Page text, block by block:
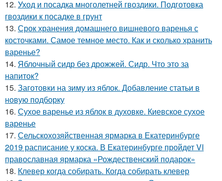
12. Уход и посадка многолетней гвоздики. Подготовка
гвоздики к посадке в грунт
13. Срок хранения домашнего вишневого варенья с
косточками. Самое темное место. Как и сколько хранить
варенье?
14. Яблочный сидр без дрожжей. Сидр. Что это за
напиток?
15. Заготовки на зиму из яблок. Добавление статьи в
новую подборку
16. Сухое варенье из яблок в духовке. Киевское сухое
варенье
17. Сельскохозяйственная ярмарка в Екатеринбурге
2019 расписание у коска. В Екатеринбурге пройдет VI
православная ярмарка «Рождественский подарок»
18. Клевер когда собирать. Когда собирать клевер